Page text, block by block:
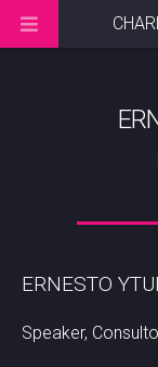
ERNESTO
Speaker,